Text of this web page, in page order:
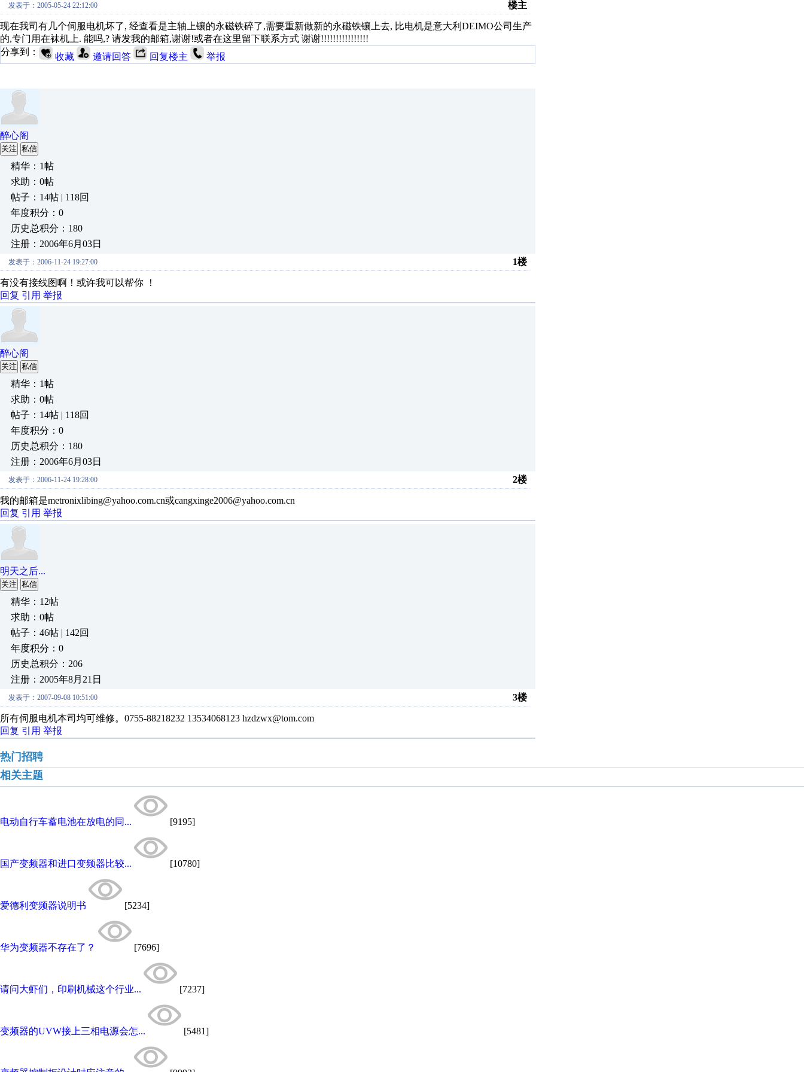
发表于：2005-05-24 22:12:00 楼主
现在我司有几个伺服电机坏了, 经查看是主轴上镶的永磁铁碎了,需要重新做新的永磁铁镶上去, 比电机是意大利DEIMO公司生产
的,专门用在袜机上. 能吗,? 请发我的邮箱,谢谢!或者在这里留下联系方式 谢谢!!!!!!!!!!!!!!!!
分享到：
收藏 邀请回答 回复楼主 举报
醉心阁
关注 私信
精华：1帖
求助：0帖
帖子：14帖 | 118回
年度积分：0
历史总积分：180
注册：2006年6月03日
发表于：2006-11-24 19:27:00 1楼
有没有接线图啊！或许我可以帮你 ！
回复 引用 举报
醉心阁
关注 私信
精华：1帖
求助：0帖
帖子：14帖 | 118回
年度积分：0
历史总积分：180
注册：2006年6月03日
发表于：2006-11-24 19:28:00 2楼
我的邮箱是metronixlibing@yahoo.com.cn或cangxinge2006@yahoo.com.cn
回复 引用 举报
明天之后...
关注 私信
精华：12帖
求助：0帖
帖子：46帖 | 142回
年度积分：0
历史总积分：206
注册：2005年8月21日
发表于：2007-09-08 10:51:00 3楼
所有伺服电机本司均可维修。0755-88218232 13534068123 hzdzwx@tom.com
回复 引用 举报
热门招聘
相关主题
电动自行车蓄电池在放电的同... [9195]
国产变频器和进口变频器比较... [10780]
爱德利变频器说明书 [5234]
华为变频器不存在了？ [7696]
请问大虾们，印刷机械这个行业... [7237]
变频器的UVW接上三相电源会怎... [5481]